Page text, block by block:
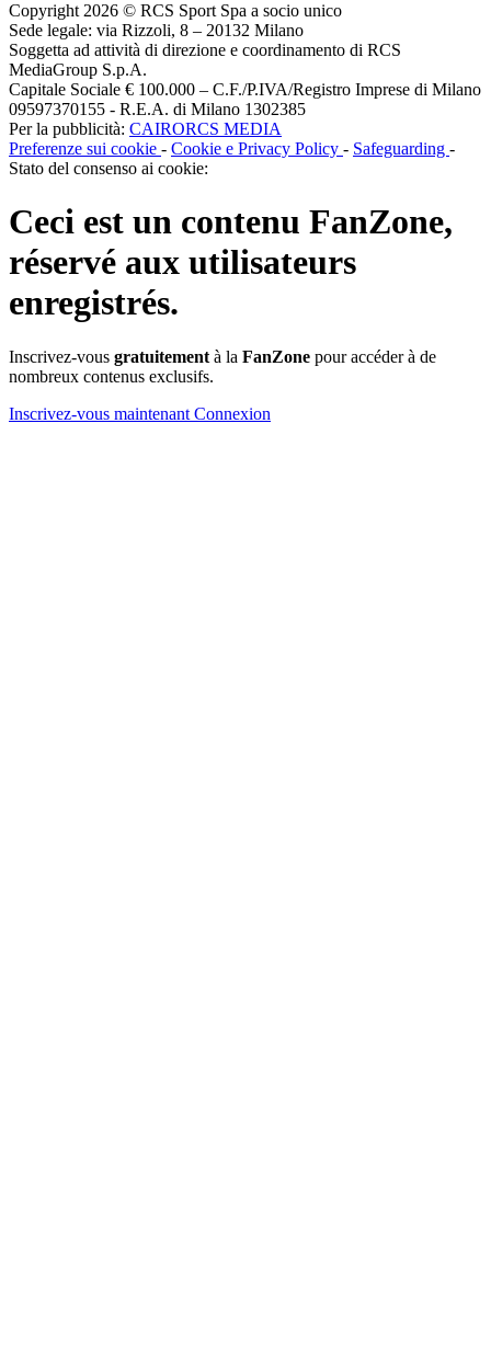
Copyright 2026 © RCS Sport Spa a socio unico
Sede legale: via Rizzoli, 8 – 20132 Milano
Soggetta ad attività di direzione e coordinamento di RCS
MediaGroup S.p.A.
Capitale Sociale € 100.000 – C.F./P.IVA/Registro Imprese di Milano
09597370155 - R.E.A. di Milano 1302385
Per la pubblicità: CAIRORCS MEDIA
Preferenze sui cookie - Cookie e Privacy Policy - Safeguarding -
Stato del consenso ai cookie:
Ceci est un contenu FanZone,
réservé aux utilisateurs
enregistrés.
Inscrivez-vous gratuitement à la FanZone pour accéder à de
nombreux contenus exclusifs.
Inscrivez-vous maintenant Connexion